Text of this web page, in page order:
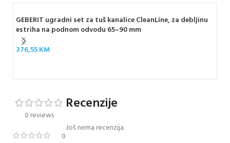
GEBERIT ugradni set za tuš kanalice CleanLine, za debljinu
estriha na podnom odvodu 65–90 mm
376,55KM
0 reviews
0
Recenzije
Još nema recenzija.